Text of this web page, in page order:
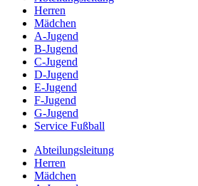
Herren
Mädchen
A-Jugend
B-Jugend
C-Jugend
D-Jugend
E-Jugend
F-Jugend
G-Jugend
Service Fußball
Abteilungsleitung
Herren
Mädchen